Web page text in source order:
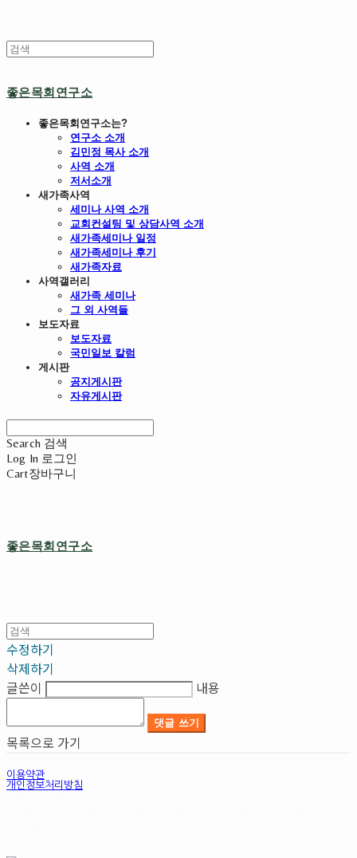
좋은목회연구소
좋은목회연구소는?
연구소 소개
김민정 목사 소개
사역 소개
저서소개
새가족사역
세미나 사역 소개
교회컨설팅 및 상담사역 소개
새가족세미나 일정
새가족세미나 후기
새가족자료
사역갤러리
새가족 세미나
그 외 사역들
보도자료
보도자료
국민일보 칼럼
게시판
공지게시판
자유게시판
Search 검색
Log In 로그인
Cart장바구니
좋은목회연구소
수정하기
삭제하기
글쓴이
내용
댓글 쓰기
목록으로 가기
이용약관
개인정보처리방침